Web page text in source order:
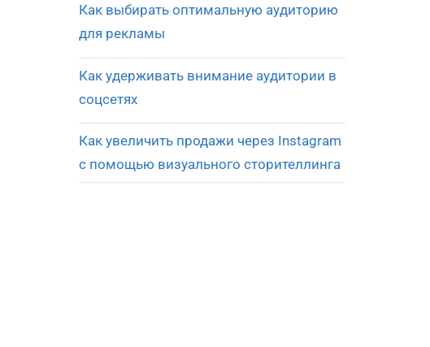
Как выбирать оптимальную аудиторию
для рекламы
Как удерживать внимание аудитории в
соцсетях
Как увеличить продажи через Instagram
с помощью визуального сторителлинга